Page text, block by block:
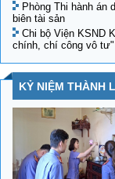
Phòng Thi hành án
biên tài sản
Chi bộ Viện KSND
chính, chí công vô tư"
KỶ NIỆM THÀNH